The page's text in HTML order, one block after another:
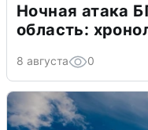
Ночная атака
область:
8 августа 0